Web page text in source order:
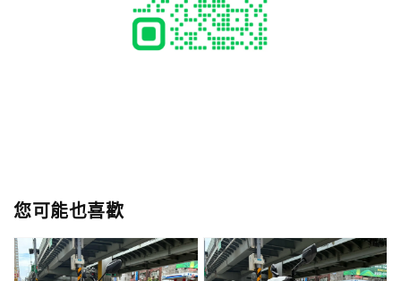
您可能也喜歡